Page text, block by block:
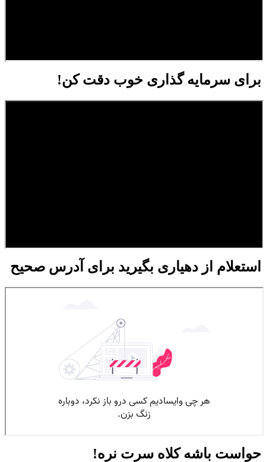
برای سرمایه گذاری خوب دقت کن!
استعلام از دهیاری بگیرید برای آدرس صحیح
حواست باشه کلاه سرت نره!